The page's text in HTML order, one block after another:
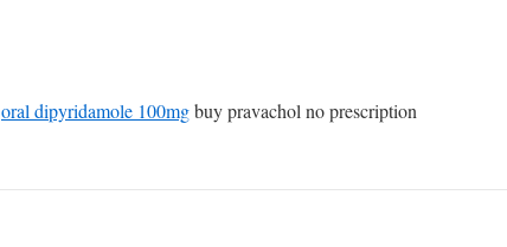
oral dipyridamole 100mgbuy pravachol no prescription